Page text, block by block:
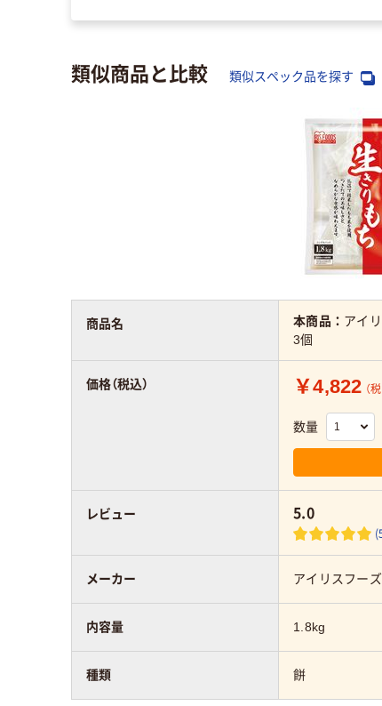
類似商品と比較 類似スペック品を探す
商品名 本商品： アイ
3個
価格（税込） ￥4,822 （
数量
レビュー 5.0
メーカー アイリスフーズ
内容量 1.8kg
種類 餅